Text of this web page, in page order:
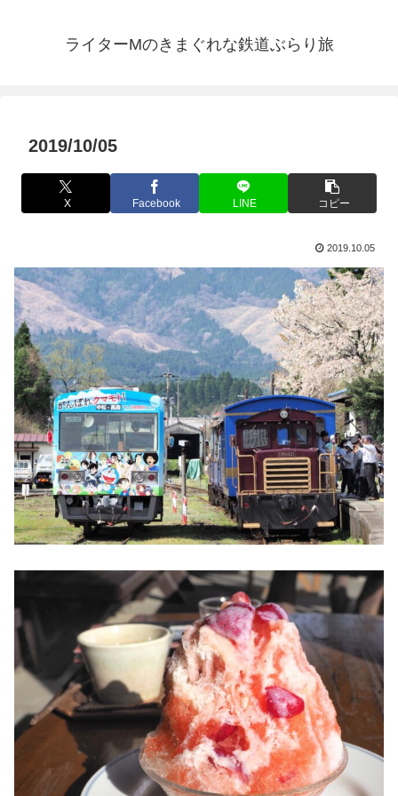
ライターMのきまぐれな鉄道ぶらり旅
2019/10/05
X Facebook LINE コピー
2019.10.05